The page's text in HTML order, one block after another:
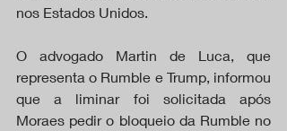
nos Estados Unidos.
O advogado Martin de Luca, que
representa o Rumble e Trump, informou
que a liminar foi solicitada após
Moraes pedir o bloqueio da Rumble no